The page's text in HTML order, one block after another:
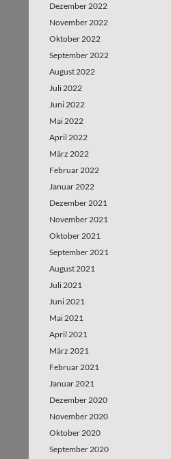
Dezember 2022
November 2022
Oktober 2022
September 2022
August 2022
Juli 2022
Juni 2022
Mai 2022
April 2022
März 2022
Februar 2022
Januar 2022
Dezember 2021
November 2021
Oktober 2021
September 2021
August 2021
Juli 2021
Juni 2021
Mai 2021
April 2021
März 2021
Februar 2021
Januar 2021
Dezember 2020
November 2020
Oktober 2020
September 2020